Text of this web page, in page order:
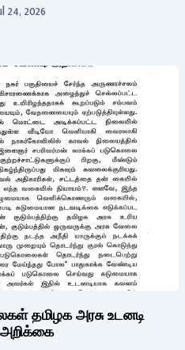
24, 2026
தமிழக அரசு உடனடி